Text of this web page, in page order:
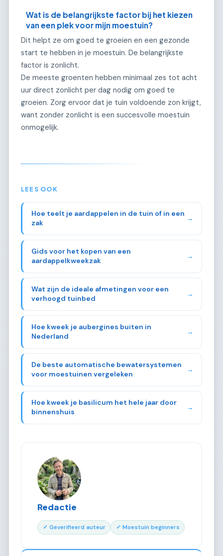
Wat is de belangrijkste factor bij het kiezen
van een plek voor mijn moestuin?
Dit helpt ze om goed te groeien en een gezonde
start te hebben in je moestuin. De belangrijkste
factor is zonlicht.
De meeste groenten hebben minimaal zes tot acht
uur direct zonlicht per dag nodig om goed te
groeien. Zorg ervoor dat je tuin voldoende zon krijgt,
want zonder zonlicht is een succesvolle moestuin
onmogelijk.
LEES OOK
Hoe teelt je aardappelen in de tuin of in een
zak
→
Gids voor het kopen van een
aardappelkweekzak
→
Wat zijn de ideale afmetingen voor een
verhoogd tuinbed
→
Hoe kweek je aubergines buiten in
Nederland
→
De beste automatische bewatersystemen
voor moestuinen vergeleken
→
Hoe kweek je basilicum het hele jaar door
binnenshuis
→
Redactie
✓ Geverifieerd auteur ✓ Moestuin beginners